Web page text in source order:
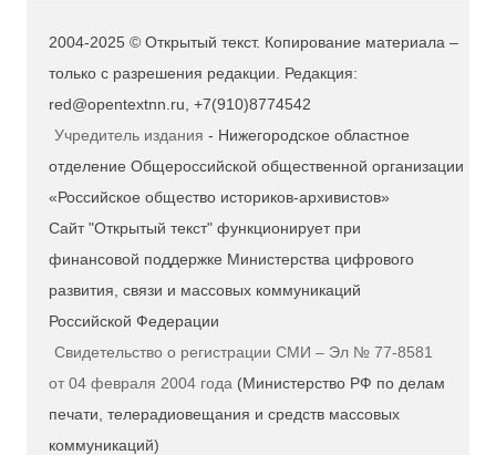
2004-2025 © Открытый текст. Копирование материала –
только с разрешения редакции. Редакция:
red@opentextnn.ru, +7(910)8774542
Учредитель издания - Нижегородское областное
отделение Общероссийской общественной организации
«Российское общество историков-архивистов»
Сайт "Открытый текст" функционирует при
финансовой поддержке Министерства цифрового
развития, связи и массовых коммуникаций
Российской Федерации
Свидетельство о регистрации СМИ – Эл № 77-8581
от 04 февраля 2004 года (Министерство РФ по делам
печати, телерадиовещания и средств массовых
коммуникаций)